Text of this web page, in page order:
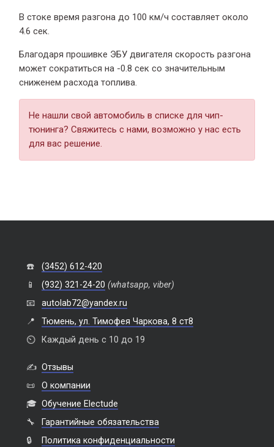
В стоке время разгонадо 100 км/ч составляет около
4.6 сек.
Благодаря прошивке ЭБУ двигателя скорость разгона
может сократиться на -0.8 сек со значительным
сниженем расхода топлива.
Не нашли свой автомобиль в списке для чип-
тюнинга? Свяжитесь с нами, возможно у нас есть
для вас решение.
☎️
(3452) 612-420
📱
(932) 321-24-20 (whatsapp, viber)
📧
autolab72@yandex.ru
📍
Тюмень, ул. Тимофея Чаркова, 8 ст8
⏲️
Каждый день с 10 до 19
✍️ Отзывы
📜
О компании
🎓 Обучение Electude
🔧
Гарантийные обязательства
🔒
Политика конфиденциальности